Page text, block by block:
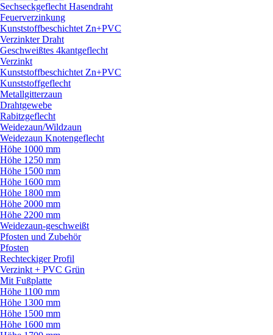
Sechseckgeflecht Hasendraht
Feuerverzinkung
Kunststoffbeschichtet Zn+PVC
Verzinkter Draht
Geschweißtes 4kantgeflecht
Verzinkt
Kunststoffbeschichtet Zn+PVC
Kunststoffgeflecht
Metallgitterzaun
Drahtgewebe
Rabitzgeflecht
Weidezaun/Wildzaun
Weidezaun Knotengeflecht
Höhe 1000 mm
Höhe 1250 mm
Höhe 1500 mm
Höhe 1600 mm
Höhe 1800 mm
Höhe 2000 mm
Höhe 2200 mm
Weidezaun-geschweißt
Pfosten und Zubehör
Pfosten
Rechteckiger Profil
Verzinkt + PVC Grün
Mit Fußplatte
Höhe 1100 mm
Höhe 1300 mm
Höhe 1500 mm
Höhe 1600 mm